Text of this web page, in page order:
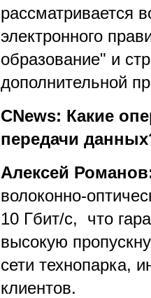
рассматривается
электронного
образование" и
дополнительной
CNews: Какие
передачи
Алексей
волоконно-
10 Гбит/с, что
высокую
сети технопарка,
клиентов.